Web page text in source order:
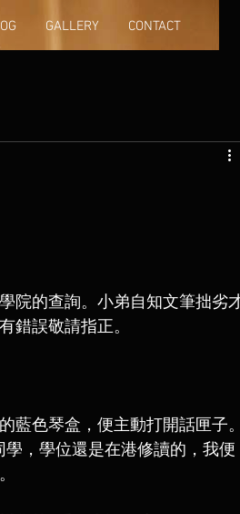
GALLERY CONTACT
院的查詢。小弟自知文筆拙劣
錯誤敬請指正。
藍色琴盒，便主動打開話匣子。
，學位還是在港修讀的，我便